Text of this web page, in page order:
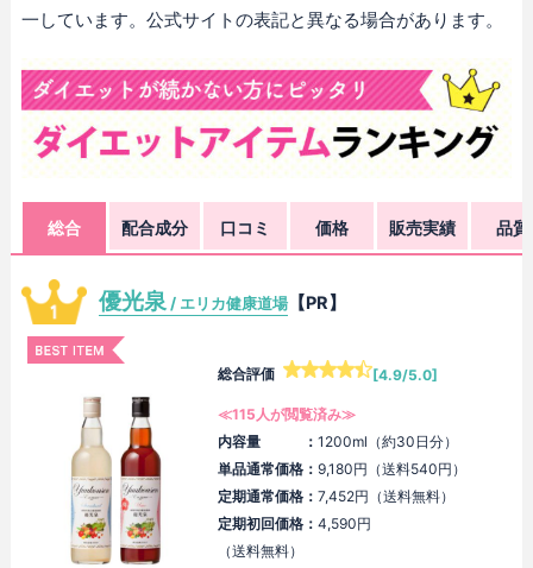
一しています。公式サイトの表記と異なる場合があります。
総合 配合成分 口コミ 価格 販売実績 品質
優光泉 / エリカ健康道場【PR】
総合評価 [4.9/5.0]
≪115人が閲覧済み≫
内容量 ： 1200ml（約30日分）
単品通常価格： 9,180円（送料540円）
定期通常価格： 7,452円（送料無料）
定期初回価格： 4,590円
（送料無料）